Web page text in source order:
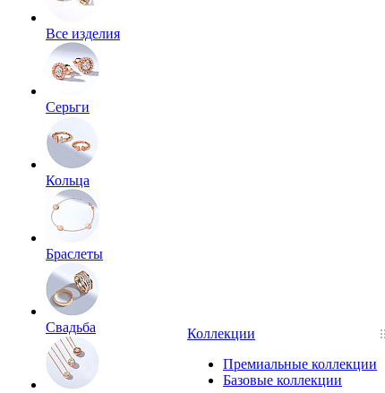
Все изделия
Серьги
Кольца
Браслеты
Свадьба
Коллекции
Премиальные коллекции
Базовые коллекции